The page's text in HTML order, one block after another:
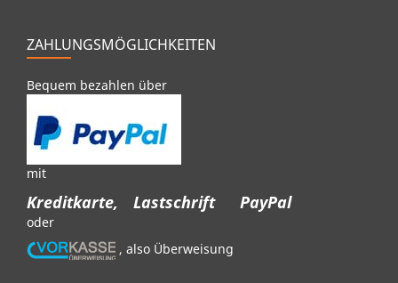
ZAHLUNGSMÖGLICHKEITEN
Bequem bezahlen über
mit
Kreditkarte, Lastschrift PayPal
oder
, also Überweisung